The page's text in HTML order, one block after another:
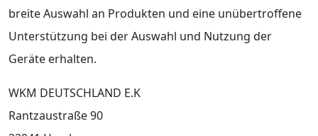
breite Auswahl an Produkten und eine unübertroffene
Unterstützung bei der Auswahl und Nutzung der
Geräte erhalten.
WKM DEUTSCHLAND E.K
Rantzaustraße 90